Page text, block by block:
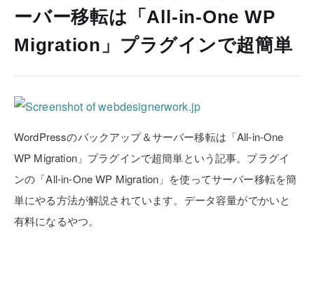
ーバー移転は「All-in-One WP
Migration」プラグインで超簡単
WordPressのバックアップ＆サーバー移転は「All-in-One
WP Migration」プラグインで超簡単という記事。プラグイ
ンの「All-in-One WP Migration」を使ってサーバー移転を簡
単にやる方法が解説されています。データ容量がでかいと
有料になるやつ。